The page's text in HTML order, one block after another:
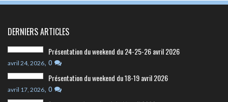
DERNIERS ARTICLES
Présentation du weekend du 24-25-26 avril 2026
avril 24, 2026, 0
Présentation du weekend du 18-19 avril 2026
avril 17, 2026, 0